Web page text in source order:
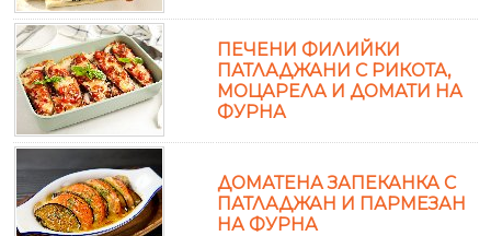
ПЕЧЕНИ ФИЛИЙКИ
ПАТЛАДЖАНИ С РИКОТА,
МОЦАРЕЛА И ДОМАТИ НА
ФУРНА
ДОМАТЕНА ЗАПЕКАНКА С
ПАТЛАДЖАН И ПАРМЕЗАН
НА ФУРНА